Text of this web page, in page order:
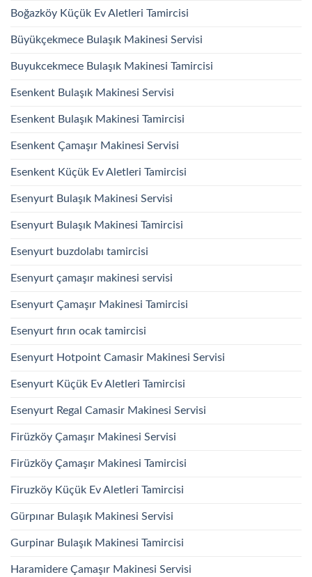
Boğazköy Küçük Ev Aletleri Tamircisi
Büyükçekmece Bulaşık Makinesi Servisi
Buyukcekmece Bulaşık Makinesi Tamircisi
Esenkent Bulaşık Makinesi Servisi
Esenkent Bulaşık Makinesi Tamircisi
Esenkent Çamaşır Makinesi Servisi
Esenkent Küçük Ev Aletleri Tamircisi
Esenyurt Bulaşık Makinesi Servisi
Esenyurt Bulaşık Makinesi Tamircisi
Esenyurt buzdolabı tamircisi
Esenyurt çamaşır makinesi servisi
Esenyurt Çamaşır Makinesi Tamircisi
Esenyurt fırın ocak tamircisi
Esenyurt Hotpoint Camasir Makinesi Servisi
Esenyurt Küçük Ev Aletleri Tamircisi
Esenyurt Regal Camasir Makinesi Servisi
Firüzköy Çamaşır Makinesi Servisi
Firüzköy Çamaşır Makinesi Tamircisi
Firuzköy Küçük Ev Aletleri Tamircisi
Gürpınar Bulaşık Makinesi Servisi
Gurpinar Bulaşık Makinesi Tamircisi
Haramidere Çamaşır Makinesi Servisi